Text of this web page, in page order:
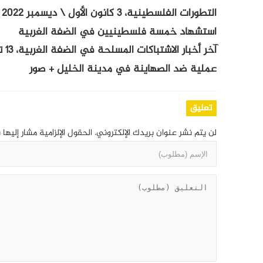
التطورات الفلسطينية، 3 كانون الأول \ ديسمبر 2022
استشهاد خمسة فلسطينيين في الضفة الغربية
آخر أخبار الاشتباكات المسلحة في الضفة الغربية، 13 تشرين الثاني \ نوفمبر 2022
عملية ضد الصهاينة في مدينة الخليل + صور
تعليق
لن يتم نشر عنوان بريدك الإلكتروني. الحقول الإلزامية مشار